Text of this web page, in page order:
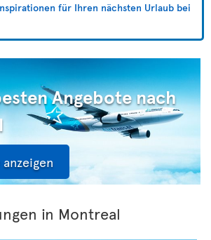
für Ihren nächsten Urlaub bei
Angebote nach
in Montreal